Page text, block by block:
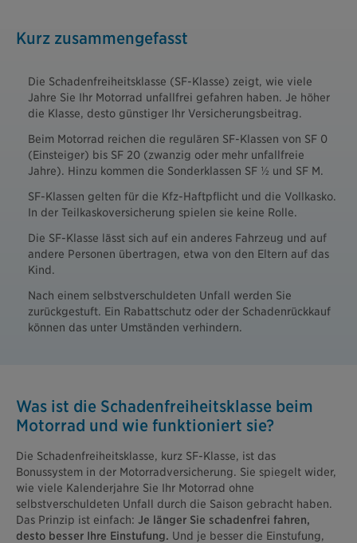
Kurz zusammengefasst
Die Schadenfreiheitsklasse (SF-Klasse) zeigt, wie viele
Jahre Sie Ihr Motorrad unfallfrei gefahren haben. Je höher
die Klasse, desto günstiger Ihr Versicherungsbeitrag.
Beim Motorrad reichen die regulären SF-Klassen von SF 0
(Einsteiger) bis SF 20 (zwanzig oder mehr unfallfreie
Jahre). Hinzu kommen die Sonderklassen SF ½ und SF M.
SF-Klassen gelten für die Kfz-Haftpflicht und die Vollkasko.
In der Teilkaskoversicherung spielen sie keine Rolle.
Die SF-Klasse lässt sich auf ein anderes Fahrzeug und auf
andere Personen übertragen, etwa von den Eltern auf das
Kind.
Nach einem selbstverschuldeten Unfall werden Sie
zurückgestuft. Ein Rabattschutz oder der Schadenrückkauf
können das unter Umständen verhindern.
Was ist die Schadenfreiheits­klasse beim
Motorrad und wie funktioniert sie?
Die Schadenfreiheitsklasse, kurz SF-Klasse, ist das
Bonussystem in der Motorradversicherung. Sie spiegelt wider,
wie viele Kalenderjahre Sie Ihr Motorrad ohne
selbstverschuldeten Unfall durch die Saison gebracht haben.
Das Prinzip ist einfach: Je länger Sie schadenfrei fahren,
desto besser Ihre Einstufung. Und je besser die Einstufung,